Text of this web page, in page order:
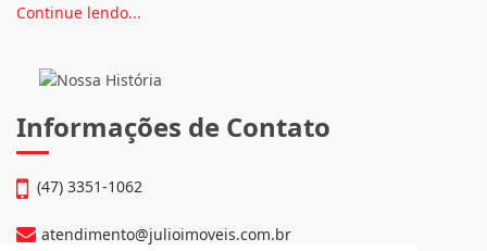
Continue lendo...
Informações de Contato
(47) 3351-1062
atendimento@julioimoveis.com.br